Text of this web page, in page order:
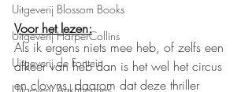
Uitgeverij Blossom Books
Uitgeverij HarperCollins
Uitgeverij de Fontein
Voor het lezen:
Als ik ergens niets mee heb, of zelfs een
afkeer van heb dan is het wel het circus
en clowns, daarom dat deze thriller